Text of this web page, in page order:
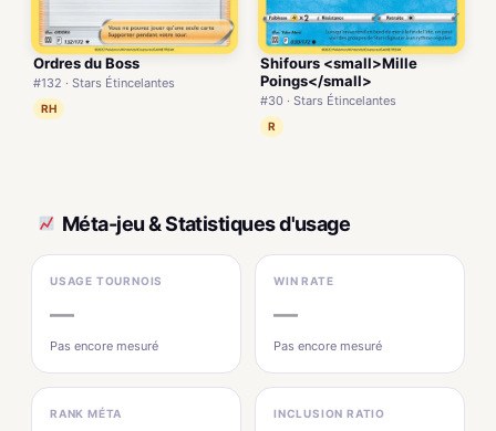
Ordres du Boss
#132 · Stars Étincelantes
RH
Shifours <small>Mille
Poings</small>
#30 · Stars Étincelantes
R
Méta-jeu & Statistiques d'usage
USAGE TOURNOIS
—
Pas encore mesuré
WIN RATE
—
Pas encore mesuré
RANK MÉTA INCLUSION RATIO